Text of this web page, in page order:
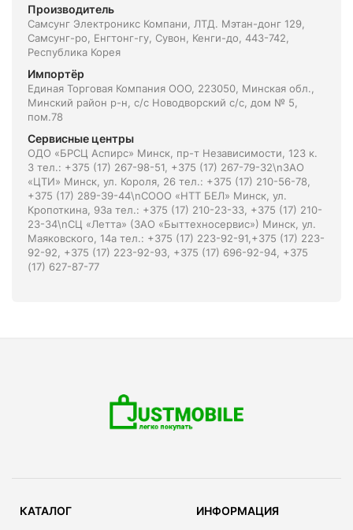
Производитель
Самсунг Электроникс Компани, ЛТД. Мэтан-донг 129,
Самсунг-ро, Енгтонг-гу, Сувон, Кенги-до, 443-742,
Республика Корея
Импортёр
Единая Торговая Компания ООО, 223050, Минская обл.,
Минский район р-н, с/с Новодворский с/с, дом № 5,
пом.78
Сервисные центры
ОДО «БРСЦ Аспирс» Минск, пр-т Независимости, 123 к.
3 тел.: +375 (17) 267-98-51, +375 (17) 267-79-32\nЗАО
«ЦТИ» Минск, ул. Короля, 26 тел.: +375 (17) 210-56-78,
+375 (17) 289-39-44\nСООО «НТТ БЕЛ» Минск, ул.
Кропоткина, 93а тел.: +375 (17) 210-23-33, +375 (17) 210-
23-34\nСЦ «Летта» (ЗАО «Быттехносервис») Минск, ул.
Маяковского, 14а тел.: +375 (17) 223-92-91,+375 (17) 223-
92-92, +375 (17) 223-92-93, +375 (17) 696-92-94, +375
(17) 627-87-77
КАТАЛОГ ИНФОРМАЦИЯ